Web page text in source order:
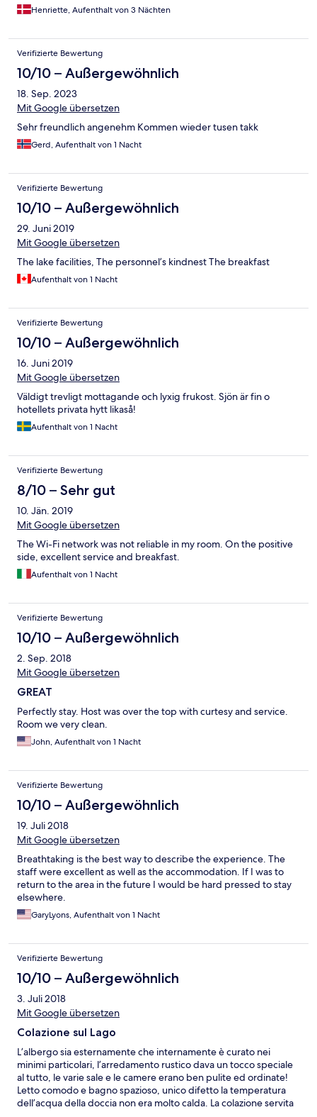
Henriette, Aufenthalt von 3 Nächten
Verifizierte Bewertung
10/10 – Außergewöhnlich
18. Sep. 2023
Mit Google übersetzen
Sehr freundlich angenehm Kommen wieder tusen takk
Gerd, Aufenthalt von 1 Nacht
Verifizierte Bewertung
10/10 – Außergewöhnlich
29. Juni 2019
Mit Google übersetzen
The lake facilities, The personnel’s kindnest The breakfast
Aufenthalt von 1 Nacht
Verifizierte Bewertung
10/10 – Außergewöhnlich
16. Juni 2019
Mit Google übersetzen
Väldigt trevligt mottagande och lyxig frukost. Sjön är fin o
hotellets privata hytt likaså!
Aufenthalt von 1 Nacht
Verifizierte Bewertung
8/10 – Sehr gut
10. Jän. 2019
Mit Google übersetzen
The Wi-Fi network was not reliable in my room. On the positive
side, excellent service and breakfast.
Aufenthalt von 1 Nacht
Verifizierte Bewertung
10/10 – Außergewöhnlich
2. Sep. 2018
Mit Google übersetzen
GREAT
Perfectly stay. Host was over the top with curtesy and service.
Room we very clean.
John, Aufenthalt von 1 Nacht
Verifizierte Bewertung
10/10 – Außergewöhnlich
19. Juli 2018
Mit Google übersetzen
Breathtaking is the best way to describe the experience. The
staff were excellent as well as the accommodation. If I was to
return to the area in the future I would be hard pressed to stay
elsewhere.
GaryLyons, Aufenthalt von 1 Nacht
Verifizierte Bewertung
10/10 – Außergewöhnlich
3. Juli 2018
Mit Google übersetzen
Colazione sul Lago
L’albergo sia esternamente che internamente è curato nei
minimi particolari, l’arredamento rustico dava un tocco speciale
al tutto, le varie sale e le camere erano ben pulite ed ordinate!
Letto comodo e bagno spazioso, unico difetto la temperatura
dell’acqua della doccia non era molto calda. La colazione servita